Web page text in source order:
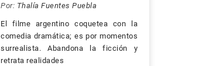
Por: Thalía Fuentes Puebla
El filme argentino coquetea con la
comedia dramática; es por momentos
surrealista. Abandona la ficción y
retrata realidades